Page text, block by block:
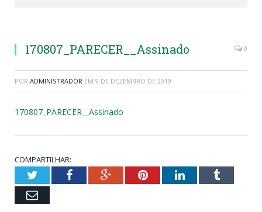
170807_PARECER__Assinado 0
POR ADMINISTRADOR EM 9 DE DEZEMBRO DE 2019
170807_PARECER__Assinado
COMPARTILHAR:
TwitterFacebookGoogle+PinterestLinkedInTumblr
Email